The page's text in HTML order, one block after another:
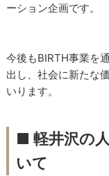
ーション企画です。
今後もBIRTH事業を
出し、社会に新たな
いります。
■ 軽井沢の
いて